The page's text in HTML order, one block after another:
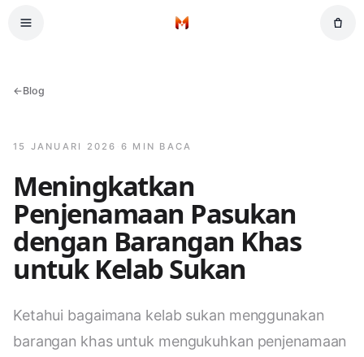
Halaman Utama
←Blog
15 JANUARI 2026 6 MIN BACA
Meningkatkan
Penjenamaan Pasukan
dengan Barangan Khas
untuk Kelab Sukan
Ketahui bagaimana kelab sukan menggunakan
barangan khas untuk mengukuhkan penjenamaan